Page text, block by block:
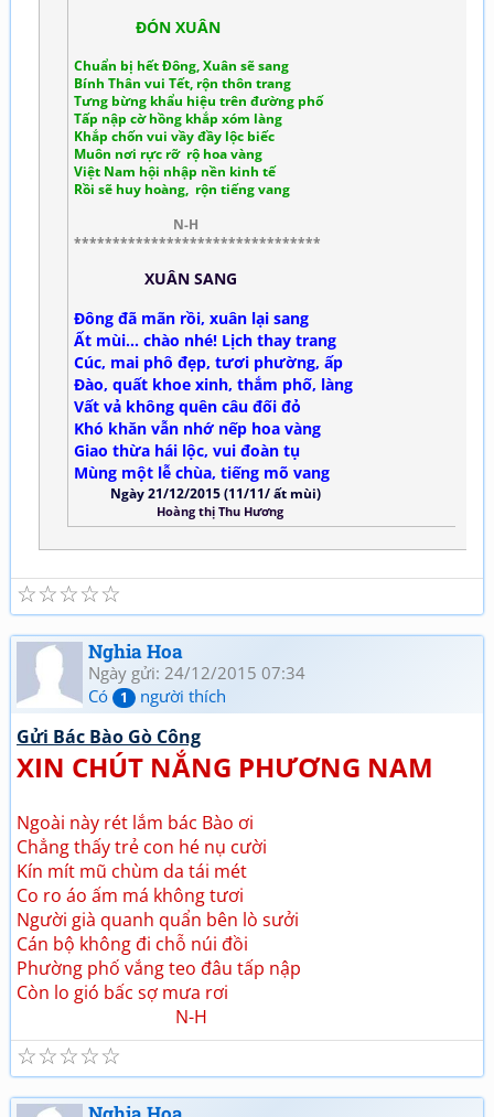
ĐÓN XUÂN
Chuẩn bị hết Đông, Xuân sẽ sang
Bính Thân vui Tết, rộn thôn trang
Tưng bừng khẩu hiệu trên đường phố
Tấp nập cờ hồng khắp xóm làng
Khắp chốn vui vầy đầy lộc biếc
Muôn nơi rực rỡ rộ hoa vàng
Việt Nam hội nhập nền kinh tế
Rồi sẽ huy hoàng, rộn tiếng vang
N-H
********************************
XUÂN SANG
Đông đã mãn rồi, xuân lại sang
Ất mùi... chào nhé! Lịch thay trang
Cúc, mai phô đẹp, tươi phường, ấp
Đào, quất khoe xinh, thắm phố, làng
Vất vả không quên câu đối đỏ
Khó khăn vẫn nhớ nếp hoa vàng
Giao thừa hái lộc, vui đoàn tụ
Mùng một lễ chùa, tiếng mõ vang
Ngày 21/12/2015 (11/11/ ất mùi)
Hoàng thị Thu Hương
☆
☆
☆
☆
☆
Nghia Hoa
Ngày gửi: 24/12/2015 07:34
Có
1 người thích
Gửi Bác Bào Gò Công
XIN CHÚT NẮNG PHƯƠNG NAM
Ngoài này rét lắm bác Bào ơi
Chẳng thấy trẻ con hé nụ cười
Kín mít mũ chùm da tái mét
Co ro áo ấm má không tươi
Người già quanh quẩn bên lò sưởi
Cán bộ không đi chỗ núi đồi
Phường phố vắng teo đâu tấp nập
Còn lo gió bấc sợ mưa rơi
N-H
☆
☆
☆
☆
☆